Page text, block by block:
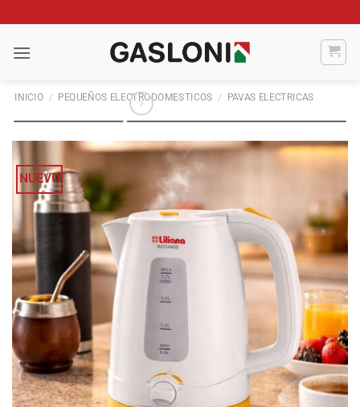
al
contenido
INICIO / PEQUEÑOS ELECTRODOMESTICOS / PAVAS ELECTRICAS
NUEVO